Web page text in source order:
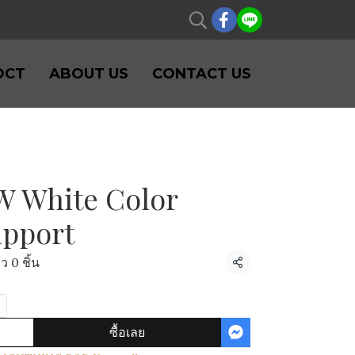
ABOUT US CONTACT US
White Color
0 ชิ้น
แชร์
ซื้อเลย